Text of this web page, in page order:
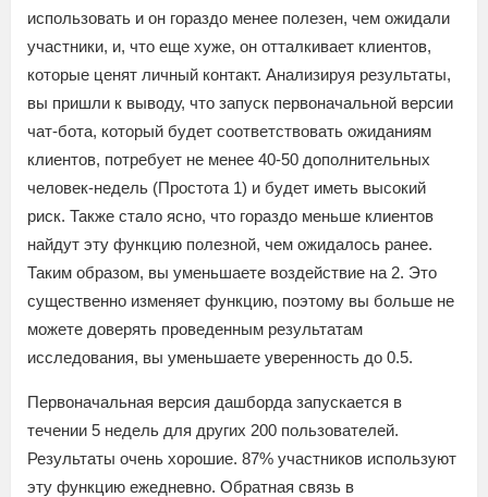
использовать и он гораздо менее полезен, чем ожидали
участники, и, что еще хуже, он отталкивает клиентов,
которые ценят личный контакт. Анализируя результаты,
вы пришли к выводу, что запуск первоначальной версии
чат-бота, который будет соответствовать ожиданиям
клиентов, потребует не менее 40-50 дополнительных
человек-недель (Простота 1) и будет иметь высокий
риск. Также стало ясно, что гораздо меньше клиентов
найдут эту функцию полезной, чем ожидалось ранее.
Таким образом, вы уменьшаете воздействие на 2. Это
существенно изменяет функцию, поэтому вы больше не
можете доверять проведенным результатам
исследования, вы уменьшаете уверенность до 0.5.
Первоначальная версия дашборда запускается в
течении 5 недель для других 200 пользователей.
Результаты очень хорошие. 87% участников используют
эту функцию ежедневно. Обратная связь в